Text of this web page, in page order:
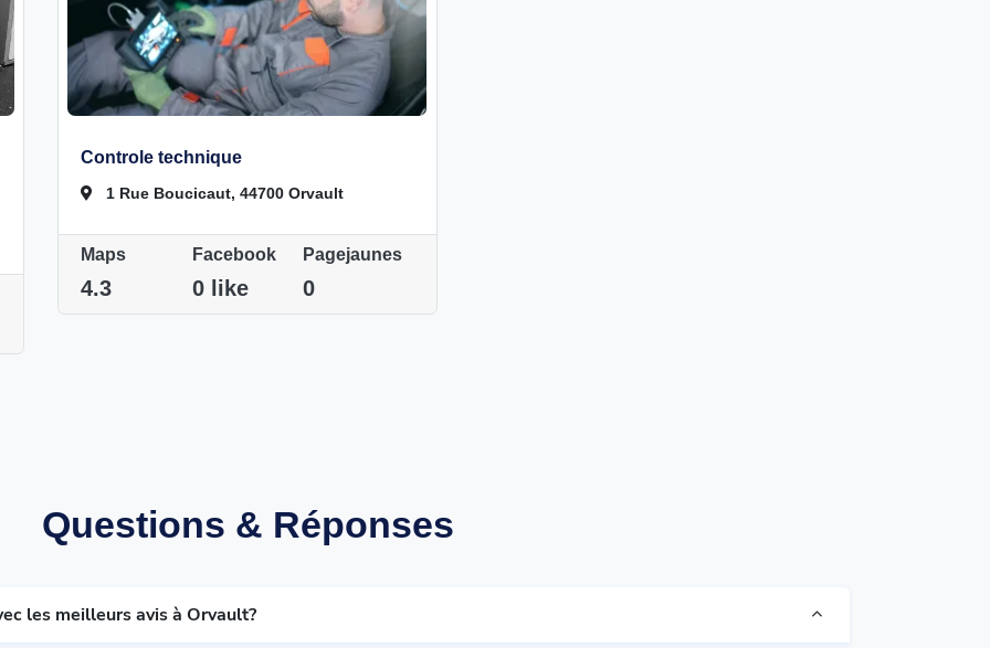
Controle technique
1 Rue Boucicaut, 44700 Orvault
Maps
4.3
Facebook
0 like
Pagejaunes
0
Questions & Réponses
les meilleurs avis à Orvault?